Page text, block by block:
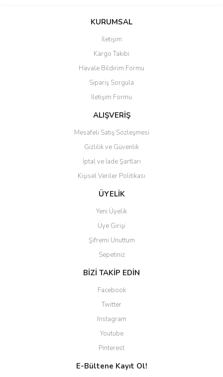
Bu ürüne ilk yorumu siz yapın!
Ürün resmi kalitesiz, bozuk veya görüntülenemiyor.
Ürün açıklamasında eksik bilgiler bulunuyor.
Ürün bilgilerinde hatalar bulunuyor.
Ürün fiyatı diğer sitelerden daha pahalı.
Bu ürüne benzer farklı alternatifler olmalı.
Gönder
KURUMSAL
İletişim
Kargo Takibi
Havale Bildirim Formu
Sipariş Sorgula
İletişim Formu
ALIŞVERİŞ
Mesafeli Satış Sözleşmesi
Gizlilik ve Güvenlik
İptal ve İade Şartları
Kişisel Veriler Politikası
ÜYELİK
Yeni Üyelik
Üye Girişi
Şifremi Unuttum
Sepetiniz
BİZİ TAKİP EDİN
Facebook
Twitter
Instagram
Youtube
Pinterest
E-Bültene Kayıt Ol!